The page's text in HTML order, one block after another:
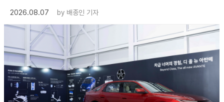
2026.08.07
by 배종인 기자